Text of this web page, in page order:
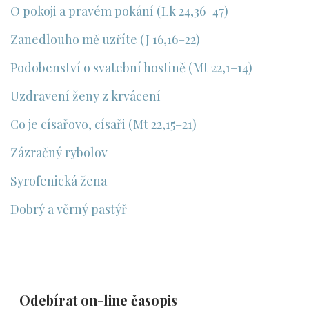
O pokoji a pravém pokání (Lk 24,36–47)
Zanedlouho mě uzříte (J 16,16–22)
Podobenství o svatební hostině (Mt 22,1–14)
Uzdravení ženy z krvácení
Co je císařovo, císaři (Mt 22,15–21)
Zázračný rybolov
Syrofenická žena
Dobrý a věrný pastýř
Odebírat on-line časopis